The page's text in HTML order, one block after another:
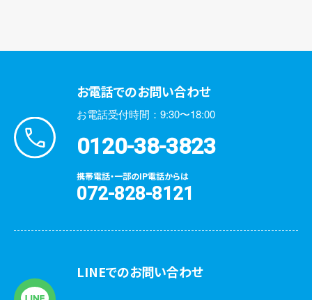
お電話でのお問い合わせ
お電話受付時間：9:30〜18:00
0120-38-3823
携帯電話・一部のIP電話からは
072-828-8121
LINEでのお問い合わせ